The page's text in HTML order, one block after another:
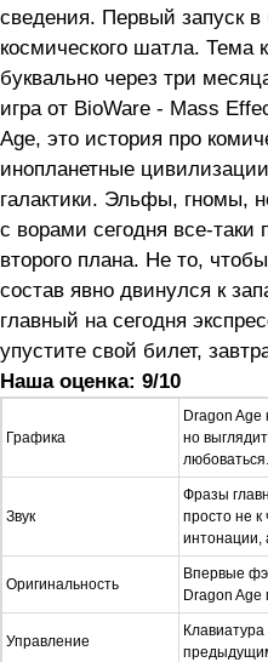
сведения. Первый запуск
космического шатла. Тема
буквально через три
игра от BioWare - Mass
Age, это история про
инопланетные
галактики. Эльфы, гномы,
с ворами сегодня все-
второго плана. Не то,
состав явно двинулся к
главный на сегодня
упустите свой билет,
Наша оценка: 9/10
Графика
Dragon
но
Звук
Фразы
просто не
интонации,
Оригинальность
Впервые
Dragon Age
Управление